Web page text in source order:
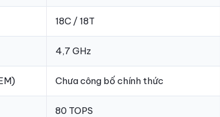
18C / 18T
4,7 GHz
Chưa công bố chính thức
80 TOPS